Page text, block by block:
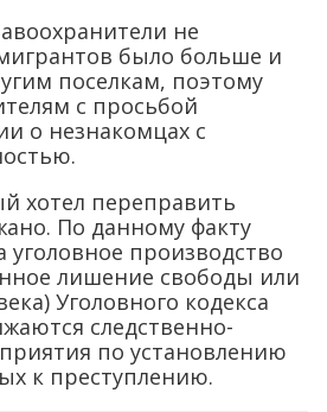
не
было больше и
поселкам, поэтому
с просьбой
о незнакомцах с
хотел переправить
По данному факту
производство
лишение свободы или
Уголовного кодекса
следственно-
по установлению
к преступлению.